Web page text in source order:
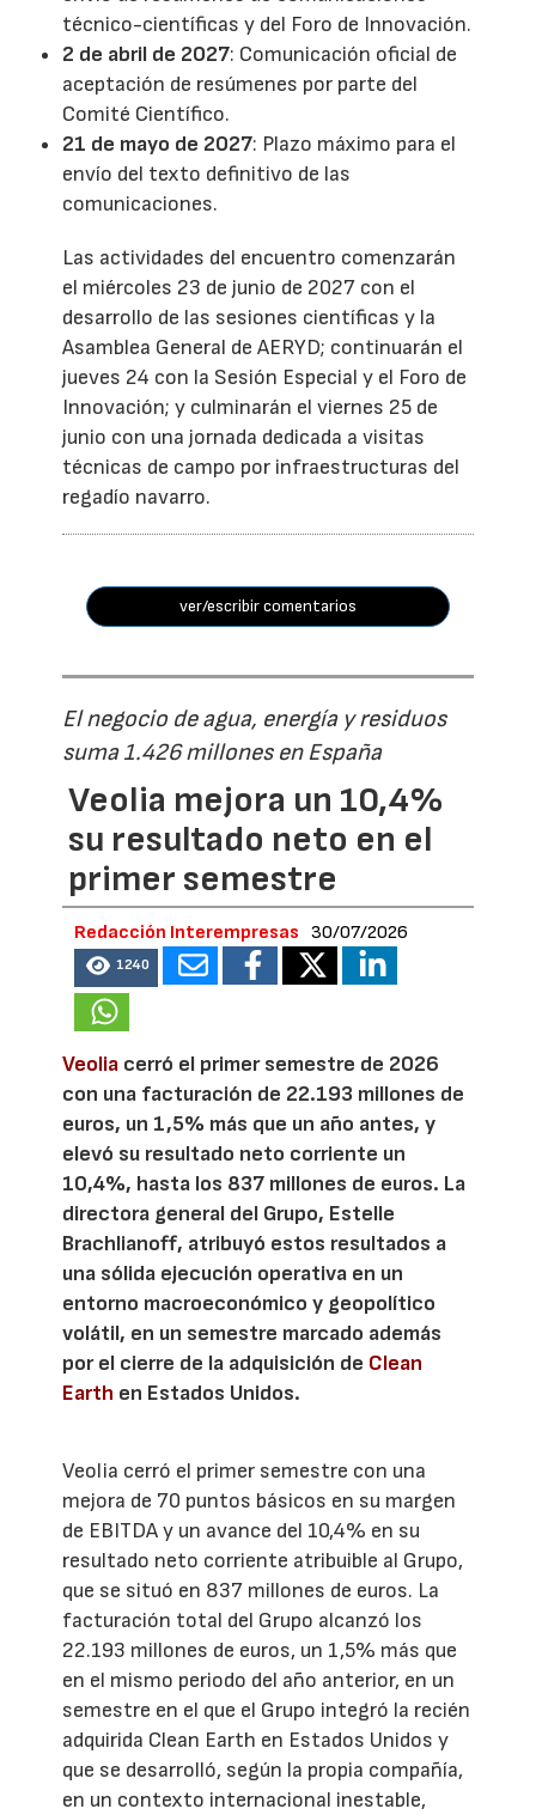
técnico-científicas y del Foro de Innovación.
2 de abril de 2027: Comunicación oficial de
aceptación de resúmenes por parte del
Comité Científico.
21 de mayo de 2027: Plazo máximo para el
envío del texto definitivo de las
comunicaciones.
Las actividades del encuentro comenzarán
el miércoles 23 de junio de 2027 con el
desarrollo de las sesiones científicas y la
Asamblea General de AERYD; continuarán el
jueves 24 con la Sesión Especial y el Foro de
Innovación; y culminarán el viernes 25 de
junio con una jornada dedicada a visitas
técnicas de campo por infraestructuras del
regadío navarro.
ver/escribir comentarios
El negocio de agua, energía y residuos
suma 1.426 millones en España
Veolia mejora un 10,4%
su resultado neto en el
primer semestre
Redacción Interempresas 30/07/2026
1240
Veolia cerró el primer semestre de 2026
con una facturación de 22.193 millones de
euros, un 1,5% más que un año antes, y
elevó su resultado neto corriente un
10,4%, hasta los 837 millones de euros. La
directora general del Grupo, Estelle
Brachlianoff, atribuyó estos resultados a
una sólida ejecución operativa en un
entorno macroeconómico y geopolítico
volátil, en un semestre marcado además
por el cierre de la adquisición de Clean
Earth en Estados Unidos.
Veolia cerró el primer semestre con una
mejora de 70 puntos básicos en su margen
de EBITDA y un avance del 10,4% en su
resultado neto corriente atribuible al Grupo,
que se situó en 837 millones de euros. La
facturación total del Grupo alcanzó los
22.193 millones de euros, un 1,5% más que
en el mismo periodo del año anterior, en un
semestre en el que el Grupo integró la recién
adquirida Clean Earth en Estados Unidos y
que se desarrolló, según la propia compañía,
en un contexto internacional inestable,